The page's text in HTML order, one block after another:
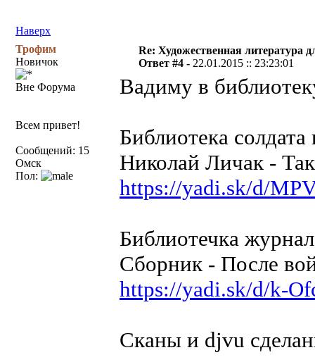
Наверх
Трофим
Новичок
Вне Форума
Всем привет!
Сообщений: 15
Омск
Пол:
Re: Художественная литература
Ответ #4 - 22.01.2015 :: 23:23:01
Вадиму в
Библиотека
Николай Личак -
https://yadi.sk/d/
Библиотечка
Сборник - После
https://yadi.sk/d/k-
Сканы и djvu